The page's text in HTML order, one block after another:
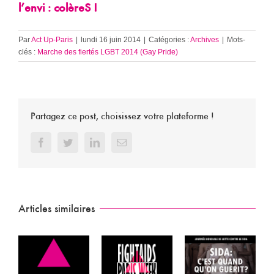
l’envi : colèreS !
ParAct Up-Paris | lundi 16 juin 2014 | Catégories :Archives | Mots-
clés : Marche des fiertés LGBT 2014 (Gay Pride)
Partagez ce post, choisissez votre plateforme !
FacebookTwitterLinkedInEmail
Articles similaires